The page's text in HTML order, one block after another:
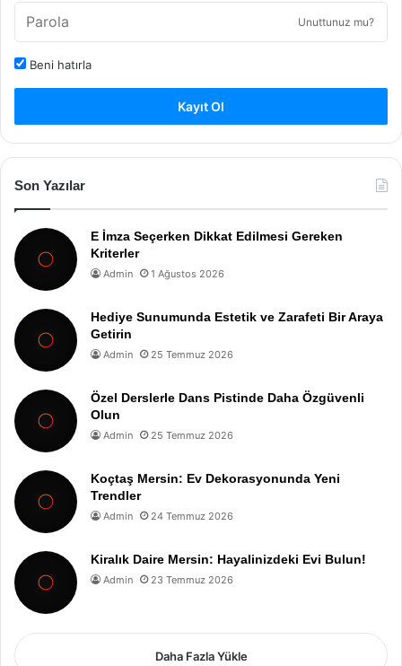
Unuttunuz mu?
Beni hatırla
Kayıt Ol
Son Yazılar
E İmza Seçerken Dikkat Edilmesi Gereken
Kriterler
Admin 1 Ağustos 2026
Hediye Sunumunda Estetik ve Zarafeti Bir Araya
Getirin
Admin 25 Temmuz 2026
Özel Derslerle Dans Pistinde Daha Özgüvenli
Olun
Admin 25 Temmuz 2026
Koçtaş Mersin: Ev Dekorasyonunda Yeni
Trendler
Admin 24 Temmuz 2026
Kiralık Daire Mersin: Hayalinizdeki Evi Bulun!
Admin 23 Temmuz 2026
Daha Fazla Yükle